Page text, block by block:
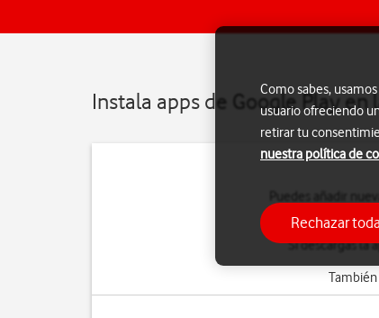
Instala apps de Google Play
a Internet en tu
Si descargas la
Como sabes,
usuario ofreciendo
retirar tu
nuestra política de
Rechazar